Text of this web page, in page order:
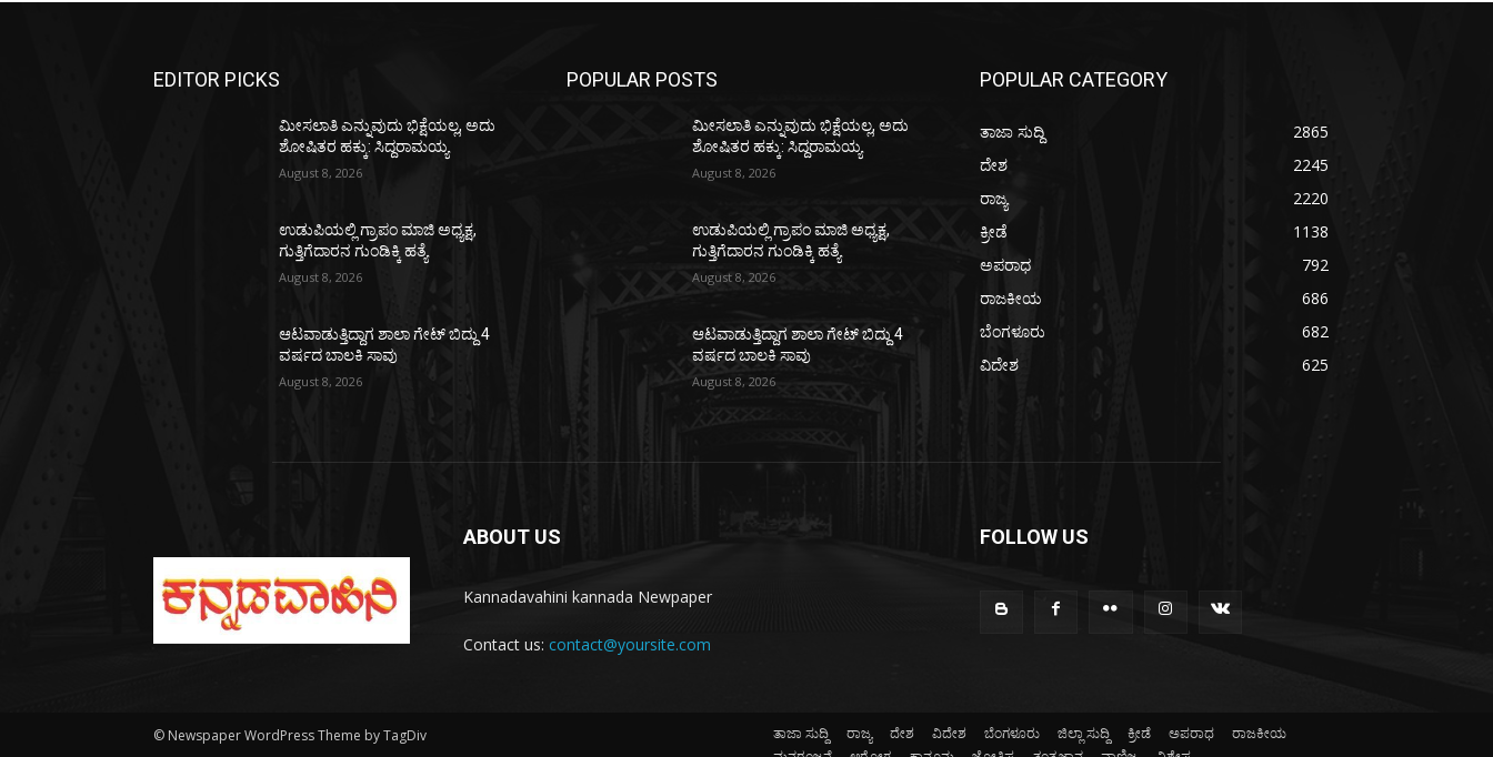
EDITOR PICKS
ಮೀಸಲಾತಿ ಎನ್ನುವುದು ಭಿಕ್ಷೆಯಲ್ಲ, ಅದು
ಶೋಷಿತರ ಹಕ್ಕು: ಸಿದ್ದರಾಮಯ್ಯ
August 8, 2026
ಉಡುಪಿಯಲ್ಲಿ ಗ್ರಾಪಂ ಮಾಜಿ ಅಧ್ಯಕ್ಷ,
ಗುತ್ತಿಗೆದಾರನ ಗುಂಡಿಕ್ಕಿ ಹತ್ಯೆ
August 8, 2026
ಆಟವಾಡುತ್ತಿದ್ದಾಗ ಶಾಲಾ ಗೇಟ್‌ ಬಿದ್ದು 4
ವರ್ಷದ ಬಾಲಕಿ ಸಾವು
August 8, 2026
POPULAR POSTS
ಮೀಸಲಾತಿ ಎನ್ನುವುದು ಭಿಕ್ಷೆಯಲ್ಲ, ಅದು
ಶೋಷಿತರ ಹಕ್ಕು: ಸಿದ್ದರಾಮಯ್ಯ
August 8, 2026
ಉಡುಪಿಯಲ್ಲಿ ಗ್ರಾಪಂ ಮಾಜಿ ಅಧ್ಯಕ್ಷ,
ಗುತ್ತಿಗೆದಾರನ ಗುಂಡಿಕ್ಕಿ ಹತ್ಯೆ
August 8, 2026
ಆಟವಾಡುತ್ತಿದ್ದಾಗ ಶಾಲಾ ಗೇಟ್‌ ಬಿದ್ದು 4
ವರ್ಷದ ಬಾಲಕಿ ಸಾವು
August 8, 2026
POPULAR CATEGORY
ತಾಜಾ ಸುದ್ದಿ
2865
ದೇಶ
2245
ರಾಜ್ಯ
2220
ಕ್ರೀಡೆ
1138
ಅಪರಾಧ
792
ರಾಜಕೀಯ
686
ಬೆಂಗಳೂರು
682
ವಿದೇಶ
625
ABOUT US
Kannadavahini kannada Newpaper
Contact us: contact@yoursite.com
FOLLOW US
© Newspaper WordPress Theme by TagDiv ತಾಜಾ ಸುದ್ದಿ ರಾಜ್ಯ ದೇಶ ವಿದೇಶ ಬೆಂಗಳೂರು ಜಿಲ್ಲಾ ಸುದ್ದಿ ಕ್ರೀಡೆ ಅಪರಾಧ
ರಾಜಕೀಯ